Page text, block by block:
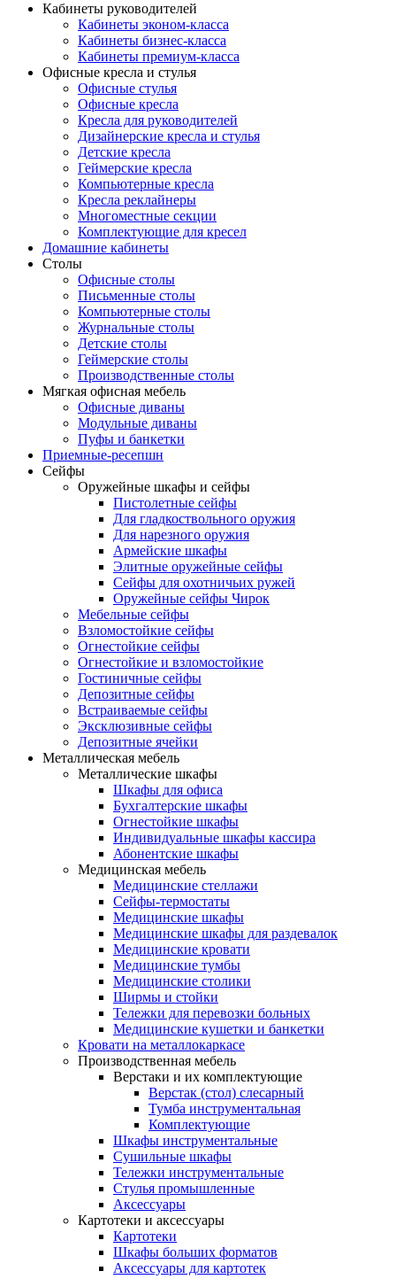
Кабинеты руководителей
Кабинеты эконом-класса
Кабинеты бизнес-класса
Кабинеты премиум-класса
Офисные кресла и стулья
Офисные стулья
Офисные кресла
Кресла для руководителей
Дизайнерские кресла и стулья
Детские кресла
Геймерские кресла
Компьютерные кресла
Кресла реклайнеры
Многоместные секции
Комплектующие для кресел
Домашние кабинеты
Столы
Офисные столы
Письменные столы
Компьютерные столы
Журнальные столы
Детские столы
Геймерские столы
Производственные столы
Мягкая офисная мебель
Офисные диваны
Модульные диваны
Пуфы и банкетки
Приемные-ресепшн
Сейфы
Оружейные шкафы и сейфы
Пистолетные сейфы
Для гладкоствольного оружия
Для нарезного оружия
Армейские шкафы
Элитные оружейные сейфы
Сейфы для охотничьих ружей
Оружейные сейфы Чирок
Мебельные сейфы
Взломостойкие сейфы
Огнестойкие сейфы
Огнестойкие и взломостойкие
Гостиничные сейфы
Депозитные сейфы
Встраиваемые сейфы
Эксклюзивные сейфы
Депозитные ячейки
Металлическая мебель
Металлические шкафы
Шкафы для офиса
Бухгалтерские шкафы
Огнестойкие шкафы
Индивидуальные шкафы кассира
Абонентские шкафы
Медицинская мебель
Медицинские стеллажи
Сейфы-термостаты
Медицинские шкафы
Медицинские шкафы для раздевалок
Медицинские кровати
Медицинские тумбы
Медицинские столики
Ширмы и стойки
Тележки для перевозки больных
Медицинские кушетки и банкетки
Кровати на металлокаркасе
Производственная мебель
Верстаки и их комплектующие
Верстак (стол) слесарный
Тумба инструментальная
Комплектующие
Шкафы инструментальные
Сушильные шкафы
Тележки инструментальные
Стулья промышленные
Аксессуары
Картотеки и аксессуары
Картотеки
Шкафы больших форматов
Аксессуары для картотек